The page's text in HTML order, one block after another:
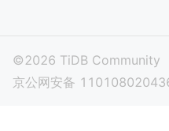
©2026 TiDB Community
京公网安备